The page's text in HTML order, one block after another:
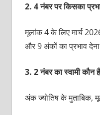
2. 4 नंबर पर किसका
मूलांक 4 के लिए मार्च
और 9 अंकों का प्रभाव देना
3. 2 नंबर का स्वामी कौन
अंक ज्योतिष के मुताबिक,